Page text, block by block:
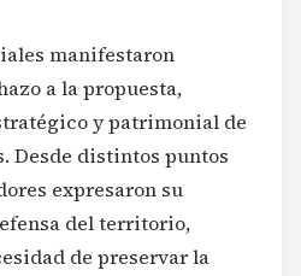
manifestaron
a la propuesta,
y patrimonial de
Desde distintos puntos
expresaron su
del territorio,
de preservar la